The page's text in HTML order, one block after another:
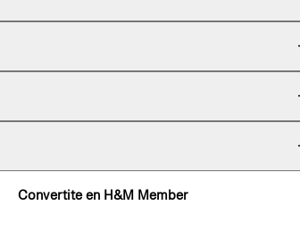
Convertite en H&M Member